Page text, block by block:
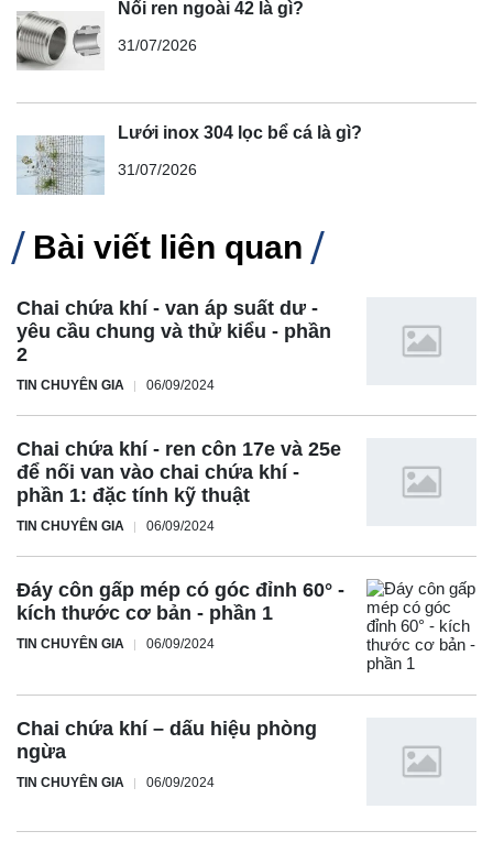
Nối ren ngoài 42 là gì?
31/07/2026
Lưới inox 304 lọc bể cá là gì?
31/07/2026
Bài viết liên quan
Chai chứa khí - van áp suất dư -
yêu cầu chung và thử kiểu - phần
2
TIN CHUYÊN GIA 06/09/2024
Chai chứa khí - ren côn 17e và 25e
để nối van vào chai chứa khí -
phần 1: đặc tính kỹ thuật
TIN CHUYÊN GIA 06/09/2024
Đáy côn gấp mép có góc đỉnh 60° -
kích thước cơ bản - phần 1
TIN CHUYÊN GIA 06/09/2024
Chai chứa khí – dấu hiệu phòng
ngừa
TIN CHUYÊN GIA 06/09/2024